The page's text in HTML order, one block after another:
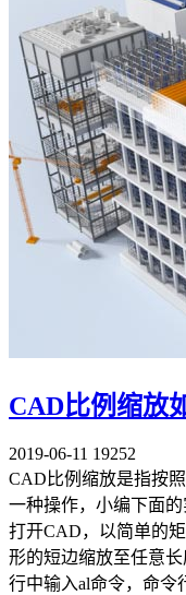
CAD比例缩放
2019-06-11 19252
CAD比例缩放是指按
一种操作，小编下面
打开CAD，以简单的
形的短边缩放至任意
行中输入al命令，命